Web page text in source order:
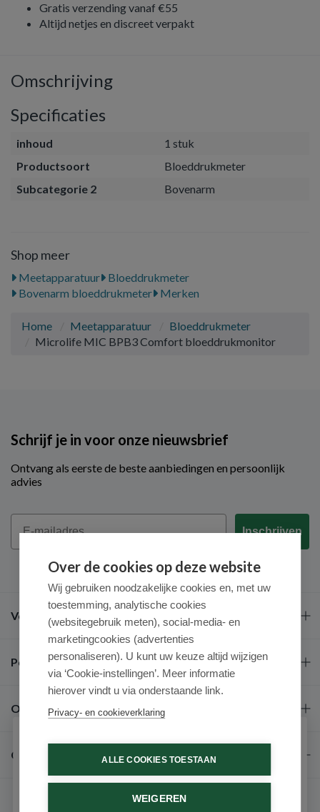
Gratis verzending vanaf €55
Altijd netjes en discreet verpakt
Omschrijving
Specificaties
inhoud
1 stuk
Productsoort
Bloeddrukmeter
Subcategorie 2
Bovenarm
Shop meer
Meetapparatuur
Bloeddrukmeter
Bovenarm bloeddrukmeter
Merken
Home Meetapparatuur
Bloeddrukmeter
Microlife MIC BPB3 Comfort bloeddrukmonitor
Schrijf je in voor onze nieuwsbrief
Ontvang als eerste de beste aanbiedingen en persoonlijk
advies
Email
Inschrijven
Veel gestelde vragen
Populaire merken
Over ons
Contact
Over de cookies op deze website
Wij gebruiken noodzakelijke cookies en, met uw
toestemming, analytische cookies
(websitegebruik meten), social-media- en
marketingcookies (advertenties
personaliseren). U kunt uw keuze altijd wijzigen
via ‘Cookie-instellingen’. Meer informatie
hierover vindt u via onderstaande link.
Privacy- en cookieverklaring
ALLE COOKIES TOESTAAN
WEIGEREN
Schrijf je in voor onze nieuwsbrief
Ontvang als eerste de beste aanbiedingen en persoonlijk
advies